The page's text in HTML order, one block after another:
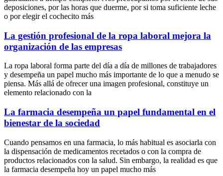
deposiciones, por las horas que duerme, por si toma suficiente leche
o por elegir el cochecito más
La gestión profesional de la ropa laboral mejora la
organización de las empresas
La ropa laboral forma parte del día a día de millones de trabajadores
y desempeña un papel mucho más importante de lo que a menudo se
piensa. Más allá de ofrecer una imagen profesional, constituye un
elemento relacionado con la
La farmacia desempeña un papel fundamental en el
bienestar de la sociedad
Cuando pensamos en una farmacia, lo más habitual es asociarla con
la dispensación de medicamentos recetados o con la compra de
productos relacionados con la salud. Sin embargo, la realidad es que
la farmacia desempeña hoy un papel mucho más